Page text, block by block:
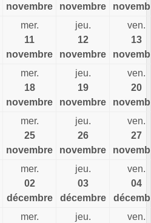
novembre
novembre
mer.
11
novembre
jeu.
12
novembre
ven.
13
mer.
18
novembre
jeu.
19
novembre
ven.
20
mer.
25
novembre
jeu.
26
novembre
ven.
27
mer.
02
décembre
jeu.
03
décembre
ven.
04
mer.
jeu.
ven.